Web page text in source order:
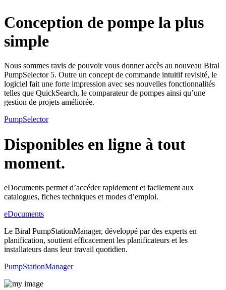
Conception de pompe la plus
simple
Nous sommes ravis de pouvoir vous donner accès au nouveau Biral
PumpSelector 5. Outre un concept de commande intuitif revisité, le
logiciel fait une forte impression avec ses nouvelles fonctionnalités
telles que QuickSearch, le comparateur de pompes ainsi qu’une
gestion de projets améliorée.
PumpSelector
Disponibles en ligne à tout
moment.
eDocuments permet d’accéder rapidement et facilement aux
catalogues, fiches techniques et modes d’emploi.
eDocuments
Le Biral PumpStationManager, développé par des experts en
planification, soutient efficacement les planificateurs et les
installateurs dans leur travail quotidien.
PumpStationManager